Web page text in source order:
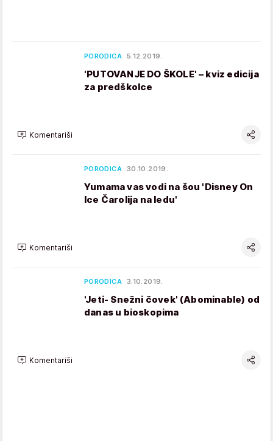
PORODICA 5.12.2019.
'PUTOVANJE DO ŠKOLE' – kviz edicija
za predškolce
Komentariši
PORODICA 30.10.2019.
Yumama vas vodi na šou 'Disney On
Ice Čarolija na ledu'
Komentariši
PORODICA 3.10.2019.
'Jeti- Snežni čovek' (Abominable) od
danas u bioskopima
Komentariši